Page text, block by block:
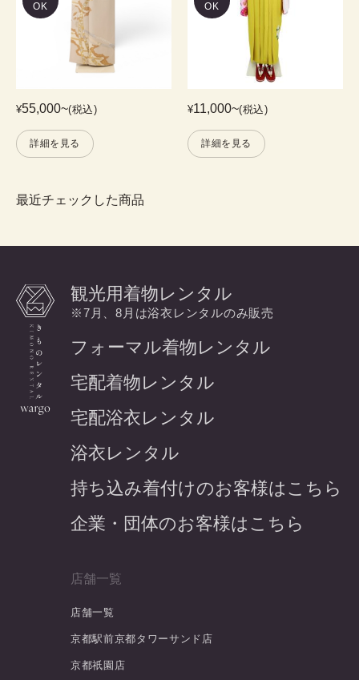
OK
¥55,000~(税込)
詳細を見る
OK
¥11,000~(税込)
詳細を見る
最近チェックした商品
観光用着物レンタル
※7月、8月は浴衣レンタルのみ販売
フォーマル着物レンタル
宅配着物レンタル
宅配浴衣レンタル
浴衣レンタル
持ち込み着付けのお客様はこちら
企業・団体のお客様はこちら
店舗一覧
店舗一覧
京都駅前京都タワーサンド店
京都祇園店